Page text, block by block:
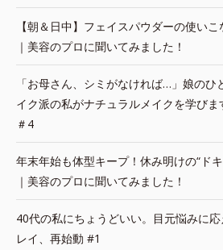
【朝＆日中】フェイスパウダーの使い
｜美容のプロに聞いてみました！
「お母さん、シミがなければ…」娘のひ
イク派の私がナチュラルメイクを学び
＃4
年末年始も体型キープ！休み明けの“ド
｜美容のプロに聞いてみました！
40代の私にちょうどいい。目元悩みに
レイ、再始動 #1